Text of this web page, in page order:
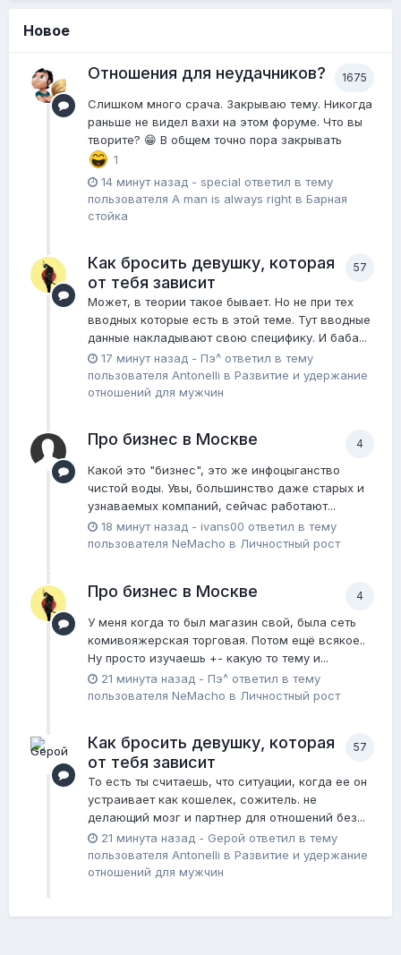
Новое
1675
Отношения для неудачников?
Слишком много срача. Закрываю тему. Никогда
раньше не видел вахи на этом форуме. Что вы
творите? 😁 В общем точно пора закрывать
1
14 минут назад - special ответил в тему
пользователя A man is always right в Барная
стойка
57
Как бросить девушку, которая
от тебя зависит
Может, в теории такое бывает. Но не при тех
вводных которые есть в этой теме. Тут вводные
данные накладывают свою специфику. И баба...
17 минут назад - Пэ^ ответил в тему
пользователя Antonelli в Pазвитие и удержание
отношений для мужчин
4
Про бизнес в Москве
Какой это "бизнес", это же инфоцыганство
чистой воды. Увы, большинство даже старых и
узнаваемых компаний, сейчас работают...
18 минут назад - ivans00 ответил в тему
пользователя NeMacho в Личностный рост
4
Про бизнес в Москве
У меня когда то был магазин свой, была сеть
комивояжерская торговая. Потом ещё всякое..
Ну просто изучаешь +- какую то тему и...
21 минута назад - Пэ^ ответил в тему
пользователя NeMacho в Личностный рост
57
Как бросить девушку, которая
от тебя зависит
То есть ты считаешь, что ситуации, когда ее он
устраивает как кошелек, сожитель. не
делающий мозг и партнер для отношений без...
21 минута назад - Gерой ответил в тему
пользователя Antonelli в Pазвитие и удержание
отношений для мужчин